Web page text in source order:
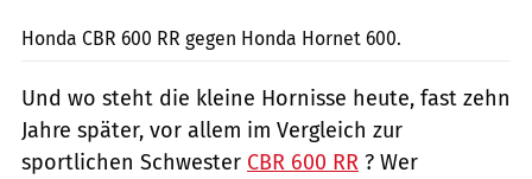
Honda CBR 600 RR gegen Honda Hornet 600.
Und wo steht die kleine Hornisse heute, fast zehn
Jahre später, vor allem im Vergleich zur
sportlichen Schwester CBR 600 RR ? Wer